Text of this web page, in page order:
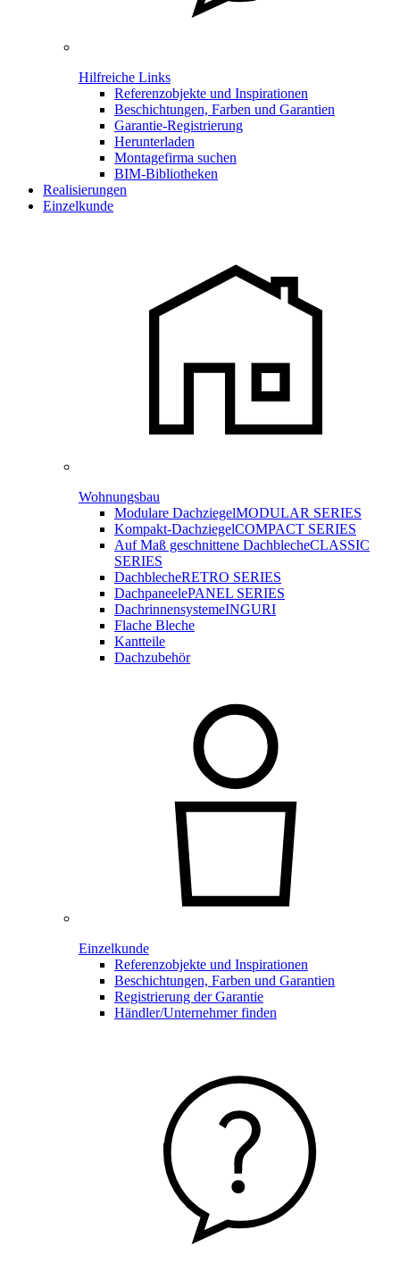
Hilfreiche Links
Referenzobjekte und Inspirationen
Beschichtungen, Farben und Garantien
Garantie-Registrierung
Herunterladen
Montagefirma suchen
BIM-Bibliotheken
Realisierungen
Einzelkunde
Wohnungsbau
Modulare DachziegelMODULAR SERIES
Kompakt-DachziegelCOMPACT SERIES
Auf Maß geschnittene DachblecheCLASSIC
SERIES
DachblecheRETRO SERIES
DachpaneelePANEL SERIES
DachrinnensystemeINGURI
Flache Bleche
Kantteile
Dachzubehör
Einzelkunde
Referenzobjekte und Inspirationen
Beschichtungen, Farben und Garantien
Registrierung der Garantie
Händler/Unternehmer finden